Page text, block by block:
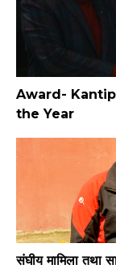
Award-
the Year
संघीय मामिला तथा